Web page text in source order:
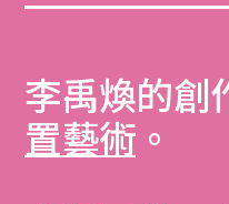
李禹煥的創
置藝術 。